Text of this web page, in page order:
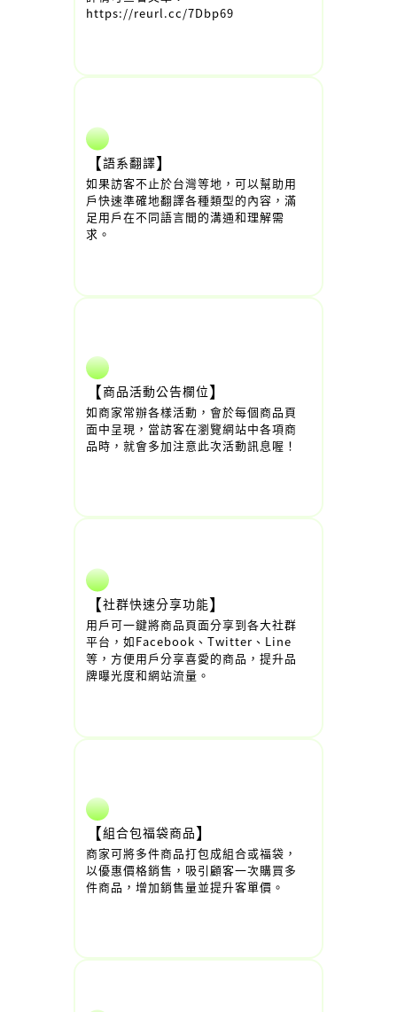
https://reurl.cc/7Dbp69
【語系翻譯】
如果訪客不止於台灣等地，可以幫助用
戶快速準確地翻譯各種類型的內容，滿
足用戶在不同語言間的溝通和理解需
求。
【商品活動公告欄位】
如商家常辦各樣活動，會於每個商品頁
面中呈現，當訪客在瀏覽網站中各項商
品時，就會多加注意此次活動訊息喔！
【社群快速分享功能】
用戶可一鍵將商品頁面分享到各大社群
平台，如Facebook、Twitter、Line
等，方便用戶分享喜愛的商品，提升品
牌曝光度和網站流量。
【組合包福袋商品】
商家可將多件商品打包成組合或福袋，
以優惠價格銷售，吸引顧客一次購買多
件商品，增加銷售量並提升客單價。